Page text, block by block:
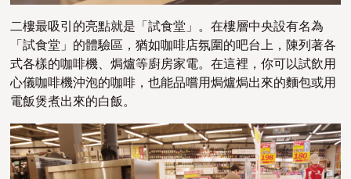
二樓最吸引的亮點就是「試食堂」。在樓層中央設有名為
「試食堂」的體驗區，猶如咖啡店氛圍的吧台上，陳列著各
式各樣的咖啡機、焗爐等廚房家電。在這裡，你可以試飲用
心儀咖啡機沖泡的咖啡，也能品嚐用焗爐焗出來的麵包或用
電飯煲煮出來的白飯。